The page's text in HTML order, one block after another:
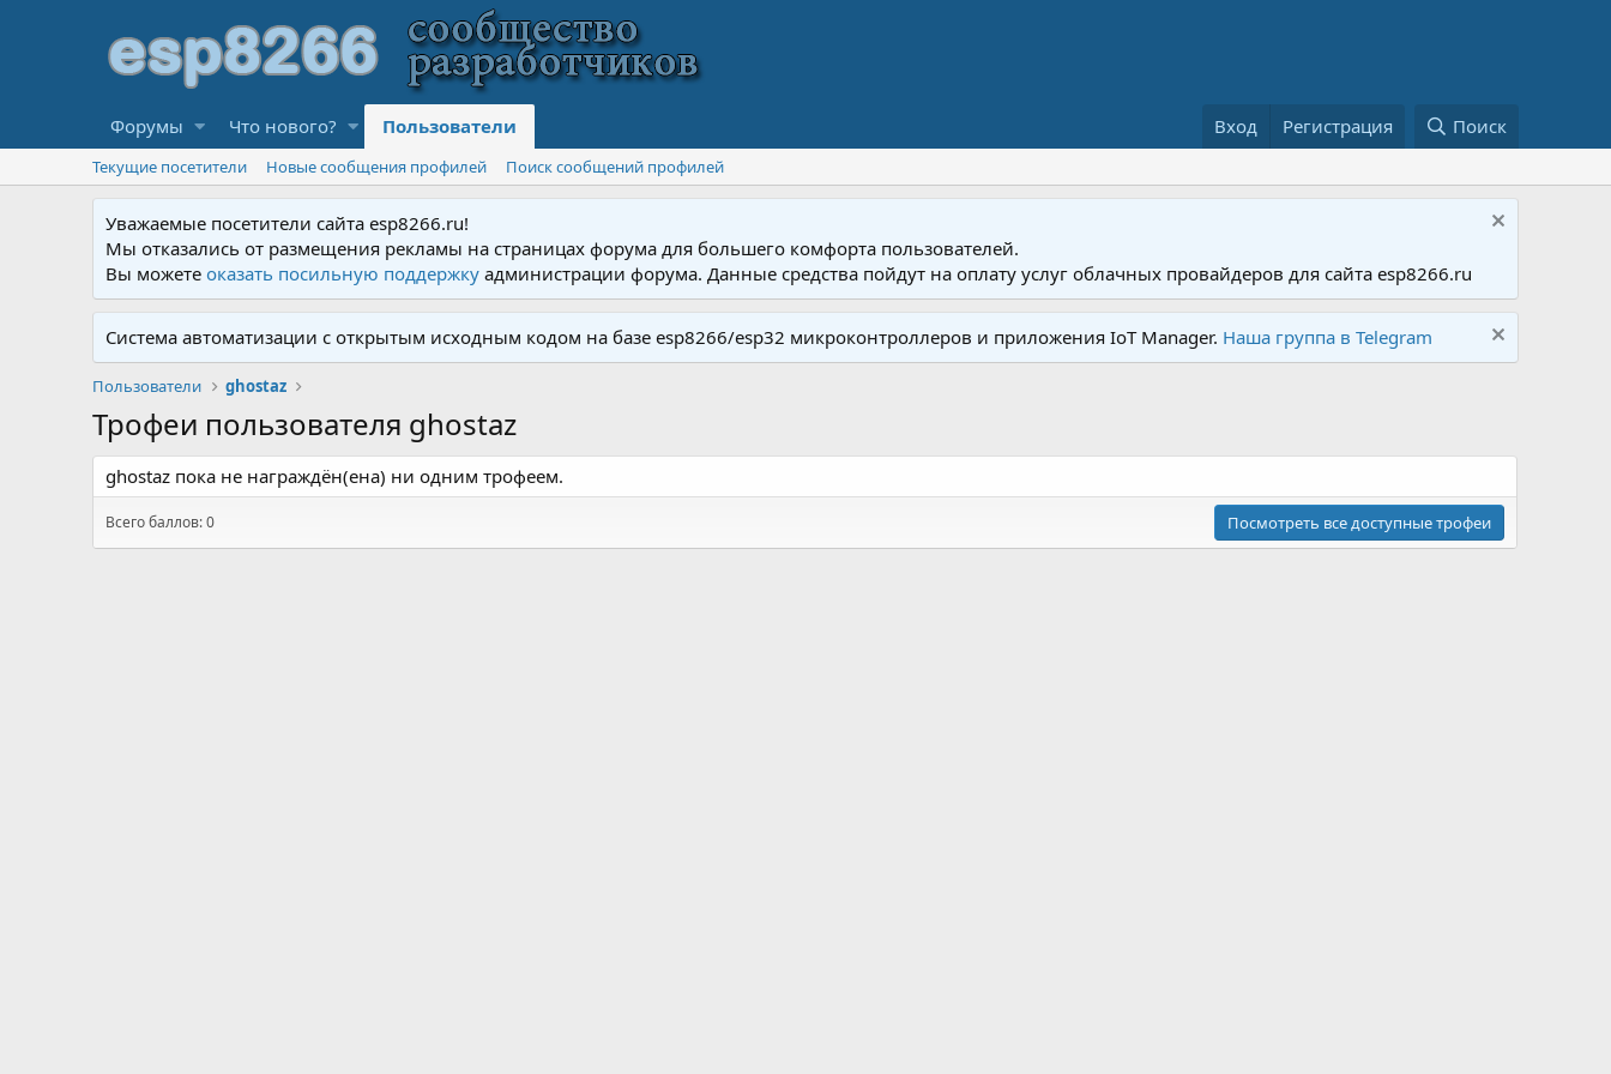
Форумы Что нового? Пользователи Вход Регистрация Поиск
Текущие посетители Новые сообщения профилей Поиск сообщений профилей
Уважаемые посетители сайта esp8266.ru!
Мы отказались от размещения рекламы на страницах форума для большего комфорта пользователей.
Вы можетеоказать посильную поддержку администрации форума. Данные средства пойдут на оплату услуг облачных провайдеров для сайта esp8266.ru
Система автоматизации с открытым исходным кодом на базе esp8266/esp32 микроконтроллеров и приложения IoT Manager. Наша группа в Telegram
Пользователи ghostaz
Трофеи пользователя ghostaz
ghostaz пока не награждён(ена) ни одним трофеем.
Всего баллов: 0 Посмотреть все доступные трофеи